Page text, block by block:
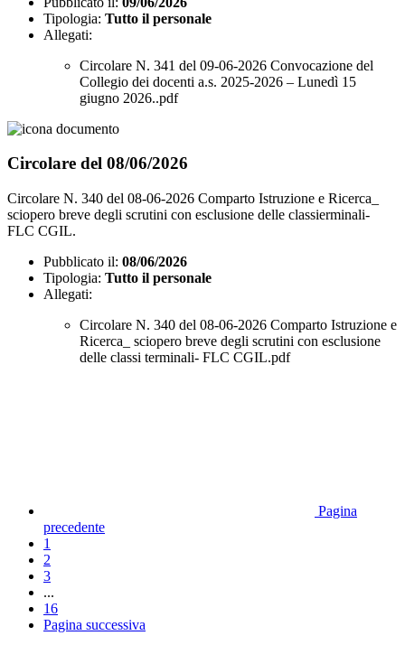
Tipologia: Tutto il personale
Allegati:
Circolare N. 341 del 09-06-2026 Convocazione del
Collegio dei docenti a.s. 2025-2026 – Lunedì 15
giugno 2026..pdf
Circolare del 08/06/2026
Circolare N. 340 del 08-06-2026 Comparto Istruzione e Ricerca_
sciopero breve degli scrutini con esclusione delle classierminali-
FLC CGIL.
Pubblicato il: 08/06/2026
Tipologia: Tutto il personale
Allegati:
Circolare N. 340 del 08-06-2026 Comparto Istruzione e
Ricerca_ sciopero breve degli scrutini con esclusione
delle classi terminali- FLC CGIL.pdf
Pagina
precedente
1
2
3
...
16
Pagina successiva